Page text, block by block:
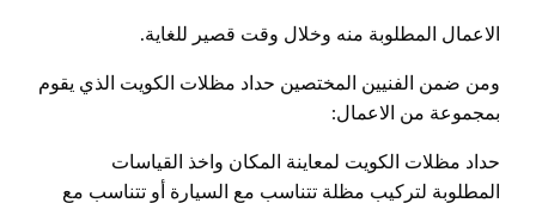
الاعمال المطلوبة منه وخلال وقت قصير للغاية.
ومن ضمن الفنيين المختصين حداد مظلات الكويت الذي يقوم
بمجموعة من الاعمال:
حداد مظلات الكويت لمعاينة المكان واخذ القياسات
المطلوبة لتركيب مظلة تتناسب مع السيارة أو تتناسب مع